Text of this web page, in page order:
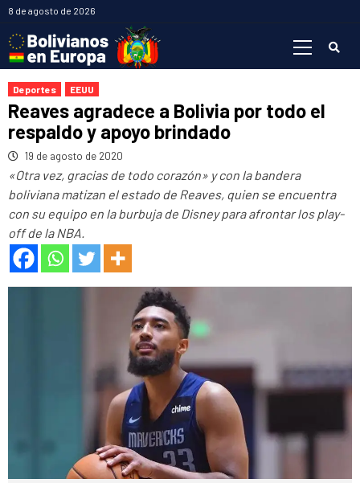
Saltar
contenido
8 de agosto de 2026
Deportes EEUU
Reaves agradece a Bolivia por todo el
respaldo y apoyo brindado
19 de agosto de 2020
«Otra vez, gracias de todo corazón» y con la bandera
boliviana matizan el estado de Reaves, quien se encuentra
con su equipo en la burbuja de Disney para afrontar los play-
off de la NBA.